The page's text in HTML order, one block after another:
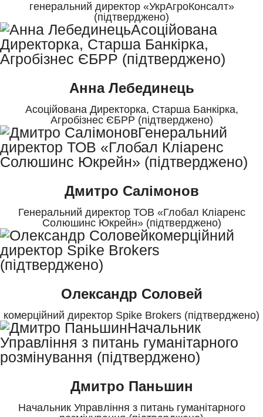
генеральний директор «УкрАгроКонсалт»
(підтверджено)
Анна Лебединець
Асоційована Директорка, Старша Банкірка,
Агробізнес ЄБРР (підтверджено)
Дмитро Салімонов
Генеральний директор ТОВ «Глобал Кліаренс
Солюшинс Юкрейн» (підтверджено)
Олександр Соловей
комерційний директор Spike Brokers (підтверджено)
Дмитро Паньшин
Начальник Управління з питань гуманітарного